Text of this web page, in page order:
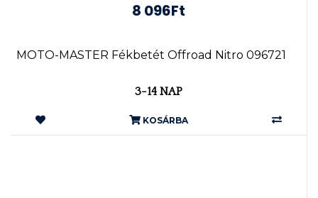
8 096Ft
MOTO-MASTER Fékbetét Offroad Nitro 096721
3-14 NAP
KOSÁRBA